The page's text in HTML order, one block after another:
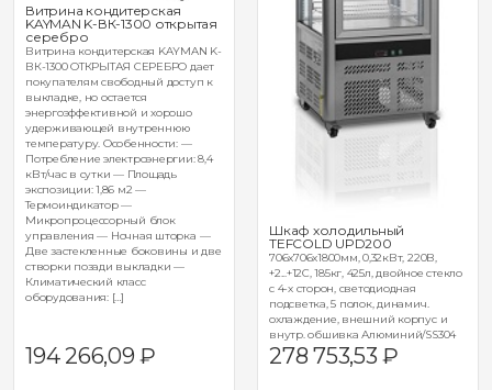
Витрина кондитерская
KAYMAN K-ВК-1300 открытая
серебро
Витрина кондитерская KAYMAN K-
ВК-1300 ОТКРЫТАЯ СЕРЕБРО дает
покупателям свободный доступ к
выкладке, но остается
энергоэффективной и хорошо
удерживающей внутреннюю
температуру. Особенности: —
Потребление электроэнергии: 8,4
кВт/час в сутки — Площадь
экспозиции: 1,86 м2 —
Термоиндикатор —
Микропроцессорный блок
управления — Ночная шторка —
Две застекленные боковины и две
створки позади выкладки —
Климатический класс
оборудования: […]
194 266,09₽
Шкаф холодильный
TEFCOLD UPD200
706x706x1800мм, 0,32кВт, 220В,
+2...+12C, 185кг, 425л, двойное стекло
с 4-х сторон, светодиодная
подсветка, 5 полок, динамич.
охлаждение, внешний корпус и
внутр. обшивка Алюминий/SS304
278 753,53₽